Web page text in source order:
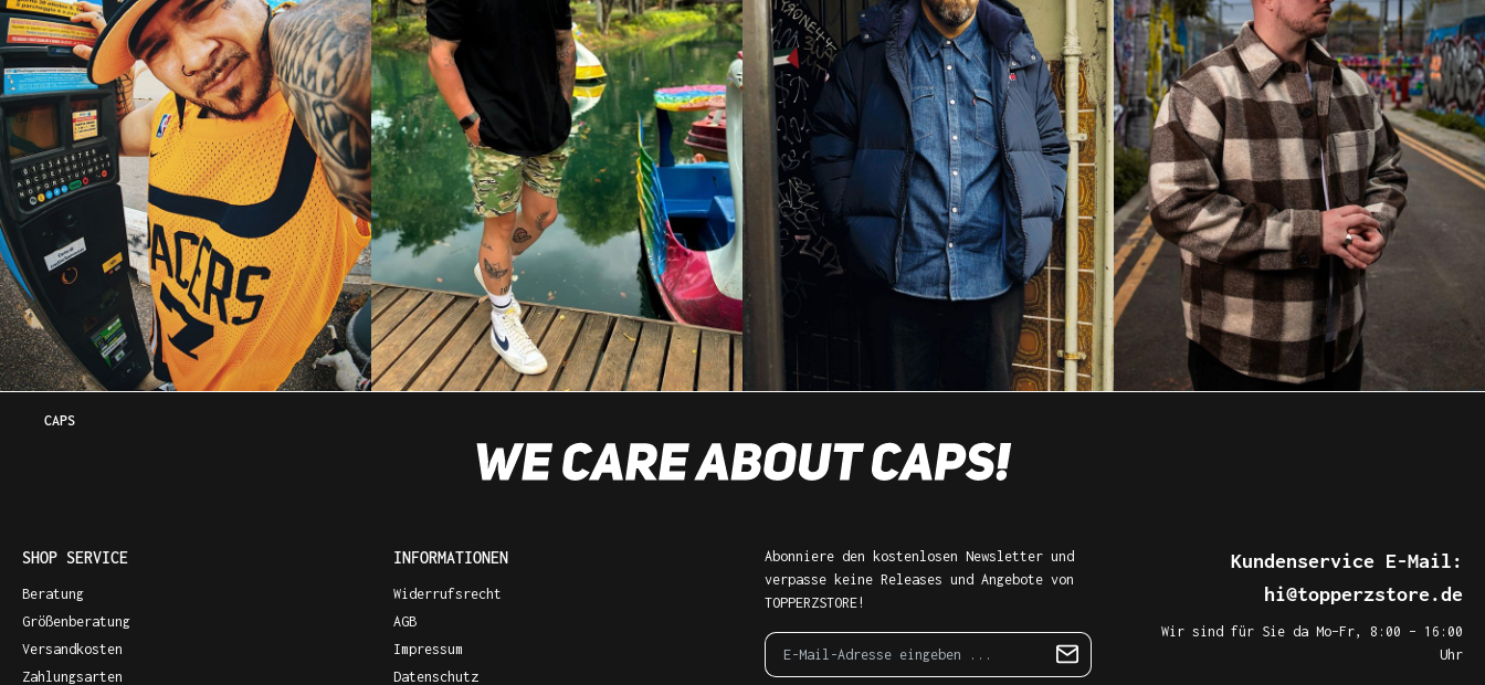
CAPS
SHOP SERVICE
Beratung
Größenberatung
Versandkosten
Zahlungsarten
INFORMATIONEN
Widerrufsrecht
AGB
Impressum
Datenschutz
Abonniere den kostenlosen Newsletter und
verpasse keine Releases und Angebote von
TOPPERZSTORE!
Kundenservice E-Mail:
hi@topperzstore.de
Wir sind für Sie da Mo–Fr, 8:00 – 16:00
Uhr